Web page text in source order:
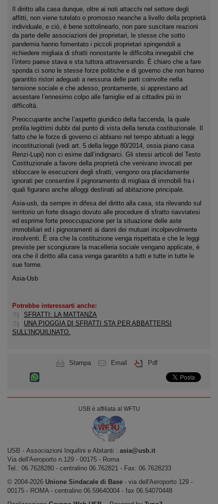
Il diritto alla casa dunque, oltre ai noti attacchi nel settore degli
affitti, non viene tutelato o promosso neanche a livello della proprietà
individuale, e ciò, è bene sottolinearlo, non pare suscitare reazioni
da parte delle associazioni dei proprietari, le stesse che sotto
pandemia hanno fomentato i piccoli proprietari spingendoli a
richiedere migliaia di sfratti nonostante le difficolta innegabili che
l’intero paese stava e sta tuttora attraversando. È chiaro che a fare
sponda ci sono le stesse forze politiche e di governo che non hanno
garantito ristori adeguati a nessuna delle parti coinvolte nella
tensione sociale e che adesso, prontamente, si apprestano ad
assestare l’ennesimo colpo alle famiglie ed ai cittadini più in
difficoltà.
Preoccupante anche l’aspetto giuridico della faccenda, la quale
profila legittimi dubbi dal punto di vista della tenuta costituzionale. Il
fatto che le forze di governo ci abbiano nel tempo abituati a leggi
incostituzionali (vedi art. 5 della legge 80/2014, ossia piano casa
Renzi-Lupi) non ci esime dall’indignarci. Gli stessi articoli del Testo
Costituzionale a favore della proprietà che venivano invocati per
sbloccare le esecuzioni degli sfratti, vengono ora placidamente
ignorati per consentire il pignoramento di migliaia di immobili fra i
quali figurano anche alloggi destinati ad abitazione principale.
Asia-usb, da sempre in difesa del diritto alla casa, sta rilevando sul
territorio un forte disagio dovuto alle procedure di sfratto riavviatesi
ed esprime forte preoccupazione per la situazione delle aste
immobiliari ed i pignoramenti ai danni dei mutuari incolpevolmente
insolventi. È ora che la costituzione venga rispettata e che le leggi
previste per scongiurare la macelleria sociale vengano applicate, è
ora che il diritto alla casa venga garantito a tutti e tutte in tutte le
sue forme.
Asia-Usb
Potrebbe interessarti anche:
SFRATTI: LA MATTANZA
UNA PIOGGIA DI SFRATTI STA PER ABBATTERSI
SULL’INQUILINATO.
Stampa Email Pdf
USB è affiliata al WFTU
USB ‐ Associazioni Inquilini e Abitanti : asia@usb.it
Via dell'Aeroporto n.129 ‐ 00175 ‐ Roma
Tel.: 06.7628280 - centralino 06.762821 ‐ Fax: 06.7628233
© 2004-2026 Unione Sindacale di Base ‐ via dell'Aeroporto 129 -
00175 - ROMA - centralino 06.59640004 - fax 06.54070448